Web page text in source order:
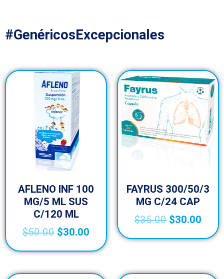
#GenéricosExcepcionales
AFLENO INF 100
MG/5 ML SUS
C/120 ML
$50.00 $30.00
FAYRUS 300/50/3
MG C/24 CAP
$35.00 $30.00